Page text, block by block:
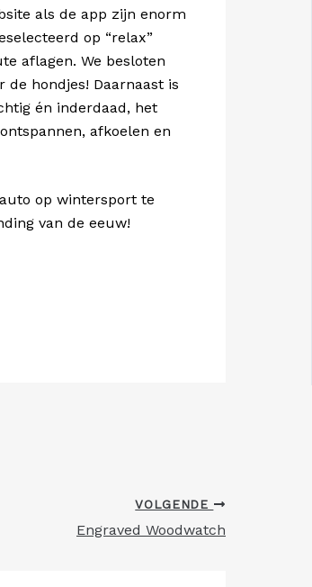
als de app zijn enorm
op “relax”
aflagen. We besloten
hondjes! Daarnaast is
én inderdaad, het
afkoelen en
op wintersport te
van de eeuw!
VOLGENDE
Engraved Woodwatch